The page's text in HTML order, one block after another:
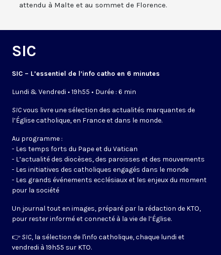
attendu à Malte et au sommet de Florence.
SIC
SIC – L’essentiel de l’info catho en 6 minutes
Lundi & Vendredi • 19h55 • Durée : 6 min
SICvous livre une sélection des actualités marquantes de
l’Église catholique, en France et dans le monde.
Au programme :
- Les temps forts du Pape et du Vatican
- L’actualité des diocèses, des paroisses et des mouvements
- Les initiatives des catholiques engagés dans le monde
- Les grands événements ecclésiaux et les enjeux du moment
pour la société
Un journal tout en images, préparé par la rédaction de KTO,
pour rester informé et connecté à la vie de l’Église.
👉 SIC, la sélection de l'info catholique, chaque lundi et
vendredi à 19h55 sur KTO.